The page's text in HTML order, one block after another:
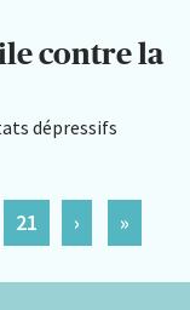
contre la
dépressifs
21 › »